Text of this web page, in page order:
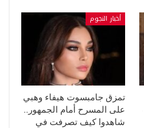
أخبار النجوم
تمزق جامبسوت هيفاء وهبي
على المسرح أمام الجمهور..
شاهدوا كيف تصرفت في